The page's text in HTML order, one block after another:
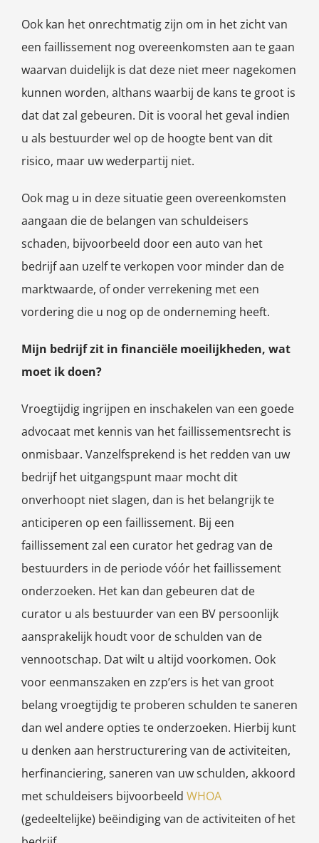
Ook kan het onrechtmatig zijn om in het zicht van
een faillissement nog overeenkomsten aan te gaan
waarvan duidelijk is dat deze niet meer nagekomen
kunnen worden, althans waarbij de kans te groot is
dat dat zal gebeuren. Dit is vooral het geval indien
u als bestuurder wel op de hoogte bent van dit
risico, maar uw wederpartij niet.
Ook mag u in deze situatie geen overeenkomsten
aangaan die de belangen van schuldeisers
schaden, bijvoorbeeld door een auto van het
bedrijf aan uzelf te verkopen voor minder dan de
marktwaarde, of onder verrekening met een
vordering die u nog op de onderneming heeft.
Mijn bedrijf zit in financiële moeilijkheden, wat
moet ik doen?
Vroegtijdig ingrijpen en inschakelen van een goede
advocaat met kennis van het faillissementsrecht is
onmisbaar. Vanzelfsprekend is het redden van uw
bedrijf het uitgangspunt maar mocht dit
onverhoopt niet slagen, dan is het belangrijk te
anticiperen op een faillissement. Bij een
faillissement zal een curator het gedrag van de
bestuurders in de periode vóór het faillissement
onderzoeken. Het kan dan gebeuren dat de
curator u als bestuurder van een BV persoonlijk
aansprakelijk houdt voor de schulden van de
vennootschap. Dat wilt u altijd voorkomen. Ook
voor eenmanszaken en zzp’ers is het van groot
belang vroegtijdig te proberen schulden te saneren
dan wel andere opties te onderzoeken. Hierbij kunt
u denken aan herstructurering van de activiteiten,
herfinanciering, saneren van uw schulden, akkoord
met schuldeisers bijvoorbeeld WHOA
(gedeeltelijke) beëindiging van de activiteiten of het